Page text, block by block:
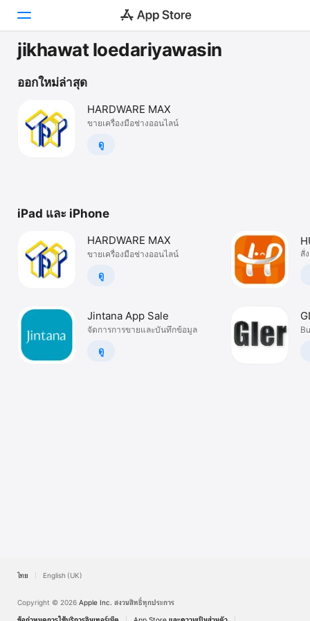
แอป
แพลตฟอร์ม
iPad
Mac
jikhawat loedariyawasin
ออกใหม่ล่าสุด
HARDWARE MAX
ขายเครื่องมือช่างออนไลน์
ดู
iPad และ iPhone
HARDWARE MAX
ขายเครื่องมือช่างออนไลน์
ดู
Jintana App Sale
จัดการการขายและบันทึกข้อมูล
ดู
อ
สั่
ไทย English (UK)
Copyright © 2026 Apple Inc. สงวนสิทธิ์ทุกประการ